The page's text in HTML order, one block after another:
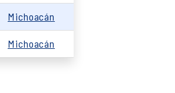
Michoacán
Michoacán